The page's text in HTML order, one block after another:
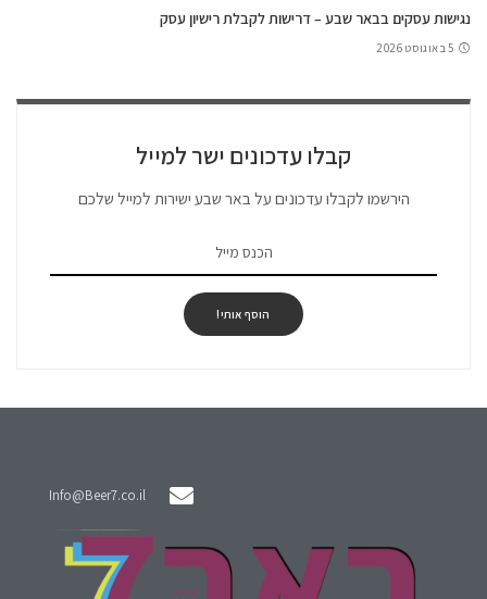
נגישות עסקים בבאר שבע – דרישות לקבלת רישיון עסק
5 באוגוסט 2026
קבלו עדכונים ישר למייל
הירשמו לקבלו עדכונים על באר שבע ישירות למייל שלכם
הוסף אותי!
Info@Beer7.co.il